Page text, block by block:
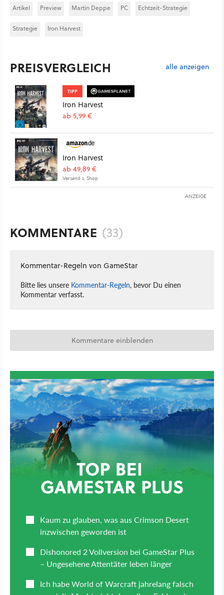
Artikel Preview Martin Deppe PC Echtzeit-Strategie
Strategie Iron Harvest
PREISVERGLEICH alle anzeigen
TIPP
Iron Harvest
ab 5,99 €
Iron Harvest
ab 49,89 €
Versand s. Shop
ANZEIGE
KOMMENTARE (33)
Kommentar-Regeln von GameStar
Bitte lies unsere Kommentar-Regeln, bevor Du einen
Kommentar verfasst.
Kommentare einblenden